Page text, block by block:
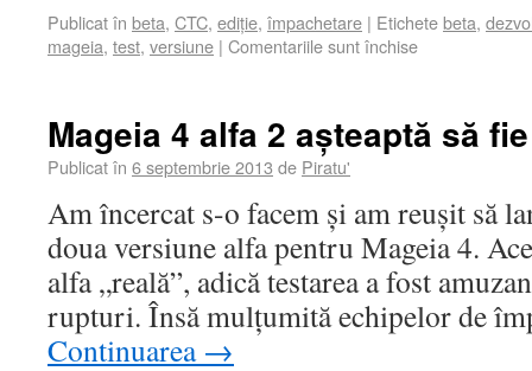
Publicat în beta, CTC, ediție, împachetare | Etichetebeta,
mageia, test, versiune | Comentariile sunt închise
Mageia 4 alfa 2 așteaptă să
Publicat în 6 septembrie 2013 de Piratu'
Am încercat s-o facem și am reușit să
doua versiune alfa pentru Mageia 4.
alfa „reală”, adică testarea a fost
rupturi. Însă mulțumită echipelor de
Continuarea →